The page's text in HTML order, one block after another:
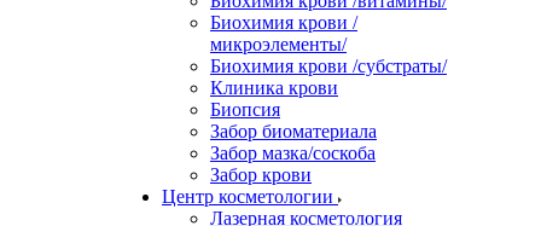
Биохимия крови /
микроэлементы/
Биохимия крови /субстраты/
Клиника крови
Биопсия
Забор биоматериала
Забор мазка/соскоба
Забор крови
Центр косметологии
Лазерная косметология